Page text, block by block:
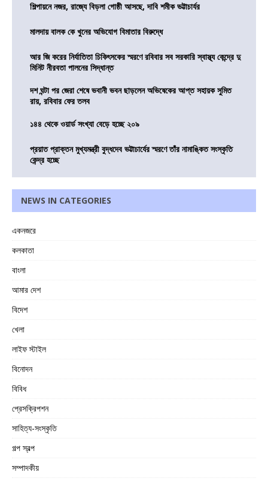
শিল্পায়নে নজর, রাজ্যে বিড়লা গোষ্ঠী আসছে, দাবি শমীক ভট্টাচার্যর
মালদায় বালক কে খুনের অভিযোগ বিমাতার বিরুদ্ধে
আর জি করের নির্যাতিতা চিকিৎসকের স্মরণে রবিবার সব সরকারি স্বাস্থ্য কেন্দ্রে দু
মিনিট নীরবতা পালনের সিদ্ধান্ত
দশ ঘন্টা পর জেরা শেষে ভবানী ভবন ছাড়লেন অভিষেকের আপ্ত সহায়ক সুমিত
রায়, রবিবার ফের তলব
১৪৪ থেকে ওয়ার্ড সংখ্যা বেড়ে হচ্ছে ২০৯
প্রয়াত প্রাক্তন মুখ্যমন্ত্রী বুদ্ধদেব ভট্টাচার্যের স্মরণে তাঁর নামাঙ্কিত সংস্কৃতি
কেন্দ্র হচ্ছে
NEWS IN CATEGORIES
একনজরে
কলকাতা
বাংলা
আমার দেশ
বিদেশ
খেলা
লাইফ স্টাইল
বিনোদন
বিবিধ
প্রেসক্রিপশন
সাহিত্য-সংস্কৃতি
গল্প স্বল্প
সম্পাদকীয়